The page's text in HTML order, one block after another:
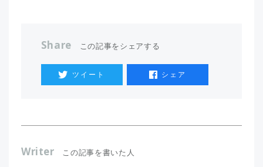
Share この記事をシェアする
ツイート シェア
Writer この記事を書いた人